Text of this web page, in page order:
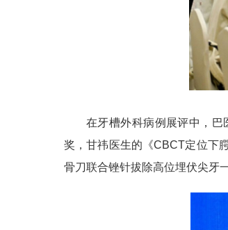
在牙槽外科病例展评中，
奖，甘祎医生的《CBCT定位下
骨刀联合锉针拔除高位埋伏尖牙